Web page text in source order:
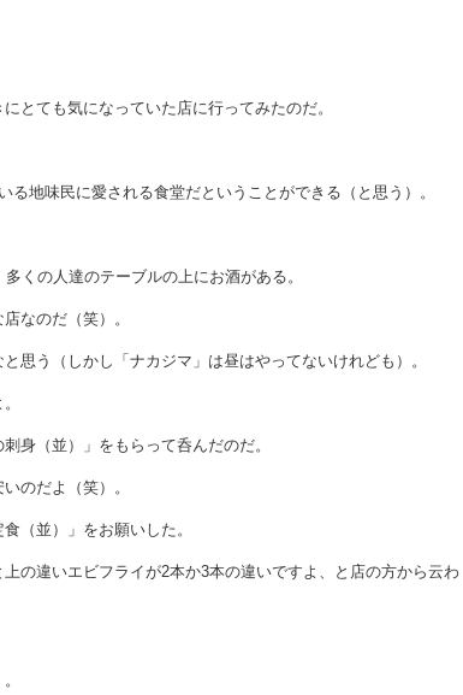
とても気になっていた店に行ってみたのだ。
地味民に愛される食堂だということができる（と思う）。
くの人達のテーブルの上にお酒がある。
なのだ（笑）。
思う（しかし「ナカジマ」は昼はやってないけれども）。
身（並）」をもらって呑んだのだ。
のだよ（笑）。
（並）」をお願いした。
の違いエビフライが2本か3本の違いですよ、と店の方から云わ